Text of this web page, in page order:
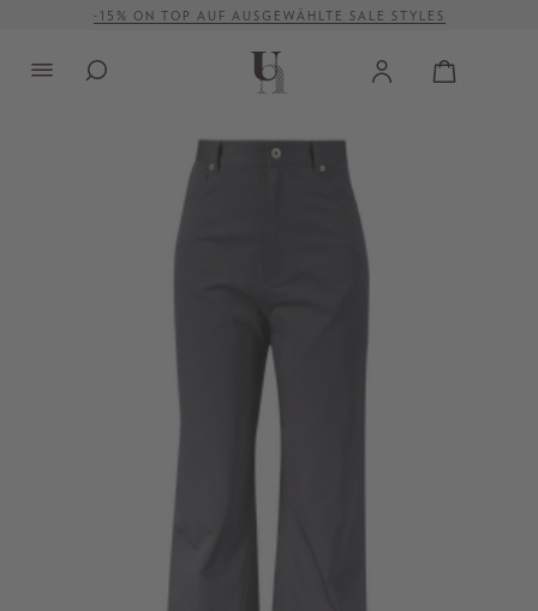
springen-15% ON TOP AUF AUSGEWÄHLTE SALE STYLES